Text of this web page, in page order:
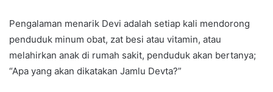
Pengalaman menarik Devi adalah setiap kali mendorong
penduduk minum obat, zat besi atau vitamin, atau
melahirkan anak di rumah sakit, penduduk akan bertanya;
“Apa yang akan dikatakan Jamlu Devta?”